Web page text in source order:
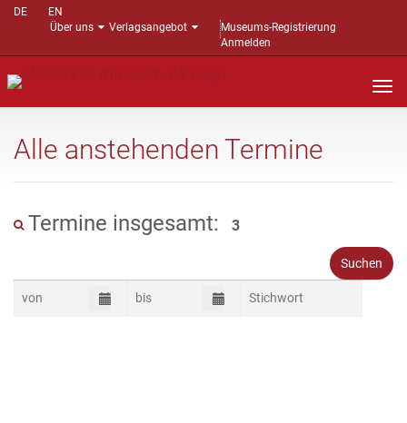
DE
EN
Über uns
Verlagsangebot
Museums-Registrierung
Anmelden
Alle anstehenden Termine
Termine insgesamt: 3